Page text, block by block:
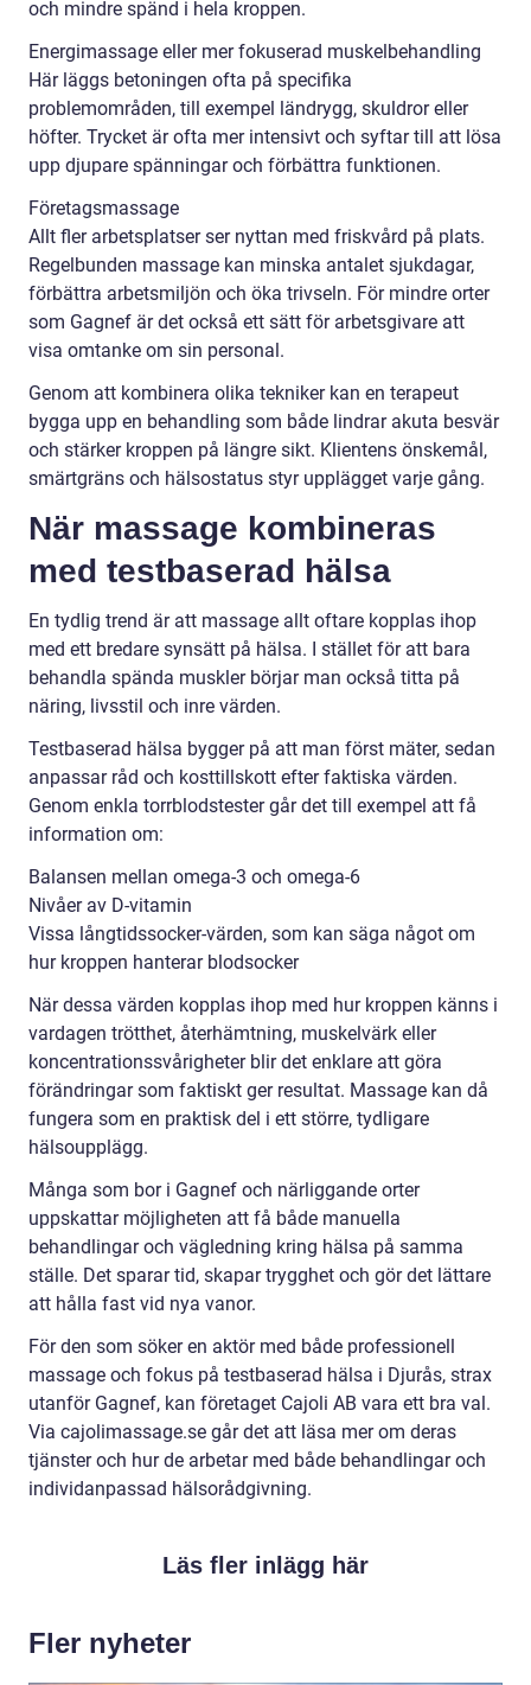
och mindre spänd i hela kroppen.
Energimassage eller mer fokuserad muskelbehandling
Här läggs betoningen ofta på specifika
problemområden, till exempel ländrygg, skuldror eller
höfter. Trycket är ofta mer intensivt och syftar till att lösa
upp djupare spänningar och förbättra funktionen.
Företagsmassage
Allt fler arbetsplatser ser nyttan med friskvård på plats.
Regelbunden massage kan minska antalet sjukdagar,
förbättra arbetsmiljön och öka trivseln. För mindre orter
som Gagnef är det också ett sätt för arbetsgivare att
visa omtanke om sin personal.
Genom att kombinera olika tekniker kan en terapeut
bygga upp en behandling som både lindrar akuta besvär
och stärker kroppen på längre sikt. Klientens önskemål,
smärtgräns och hälsostatus styr upplägget varje gång.
När massage kombineras
med testbaserad hälsa
En tydlig trend är att massage allt oftare kopplas ihop
med ett bredare synsätt på hälsa. I stället för att bara
behandla spända muskler börjar man också titta på
näring, livsstil och inre värden.
Testbaserad hälsa bygger på att man först mäter, sedan
anpassar råd och kosttillskott efter faktiska värden.
Genom enkla torrblodstester går det till exempel att få
information om:
Balansen mellan omega-3 och omega-6
Nivåer av D-vitamin
Vissa långtidssocker-värden, som kan säga något om
hur kroppen hanterar blodsocker
När dessa värden kopplas ihop med hur kroppen känns i
vardagen trötthet, återhämtning, muskelvärk eller
koncentrationssvårigheter blir det enklare att göra
förändringar som faktiskt ger resultat. Massage kan då
fungera som en praktisk del i ett större, tydligare
hälsoupplägg.
Många som bor i Gagnef och närliggande orter
uppskattar möjligheten att få både manuella
behandlingar och vägledning kring hälsa på samma
ställe. Det sparar tid, skapar trygghet och gör det lättare
att hålla fast vid nya vanor.
För den som söker en aktör med både professionell
massage och fokus på testbaserad hälsa i Djurås, strax
utanför Gagnef, kan företaget Cajoli AB vara ett bra val.
Via cajolimassage.se går det att läsa mer om deras
tjänster och hur de arbetar med både behandlingar och
individanpassad hälsorådgivning.
Läs fler inlägg här
Fler nyheter